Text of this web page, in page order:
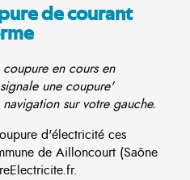
de courant
en cours en
une coupure'
sur votre gauche.
d'électricité ces
de Ailloncourt (Saône